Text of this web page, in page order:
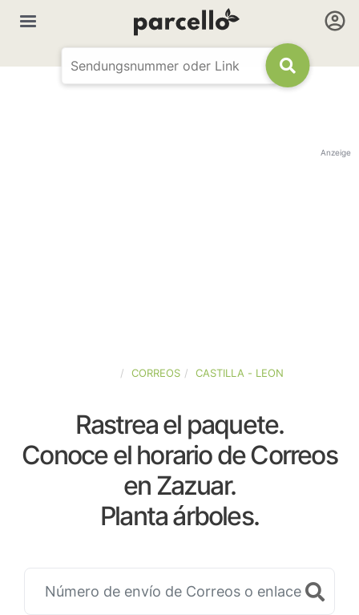
Anzeige
CORREOS CASTILLA - LEON
Rastrea el paquete.
Conoce el horario de Correos
en Zazuar.
Planta árboles.